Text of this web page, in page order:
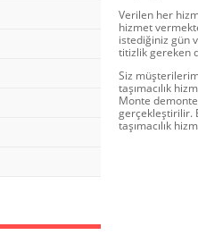
Verilen her
hizmet
istediğiniz gün
titizlik gereken
Siz
taşımacılık
Monte
gerçekleştirilir.
taşımacılık